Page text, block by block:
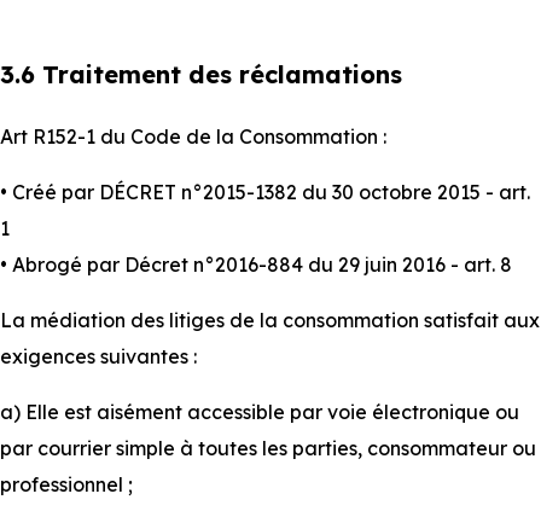
3.6 Traitement des réclamations
Art R152-1 du Code de la Consommation :
• Créé par DÉCRET n°2015-1382 du 30 octobre 2015 - art.
1
• Abrogé par Décret n°2016-884 du 29 juin 2016 - art. 8
La médiation des litiges de la consommation satisfait aux
exigences suivantes :
a) Elle est aisément accessible par voie électronique ou
par courrier simple à toutes les parties, consommateur ou
professionnel ;